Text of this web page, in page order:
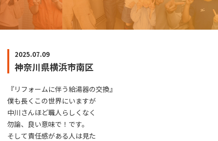
2025.07.09
神奈川県横浜市南区
『リフォームに伴う給湯器の交換』
僕も長くこの世界にいますが
中川さんほど職人らしくなく
勿論、良い意味で！です。
そして責任感がある人は見た